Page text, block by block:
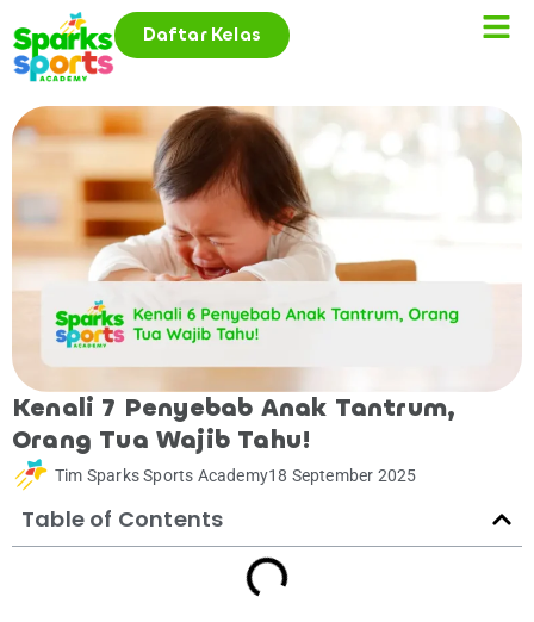
Daftar Kelas
Kenali 7 Penyebab Anak Tantrum,
Orang Tua Wajib Tahu!
Tim Sparks Sports Academy18 September 2025
Table of Contents